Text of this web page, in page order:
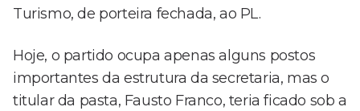
Turismo, de porteira fechada, ao PL.
Hoje, o partido ocupa apenas alguns postos
importantes da estrutura da secretaria, mas o
titular da pasta, Fausto Franco, teria ficado sob a